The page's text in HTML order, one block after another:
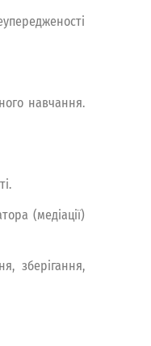
навчання.
(медіації)
зберігання,